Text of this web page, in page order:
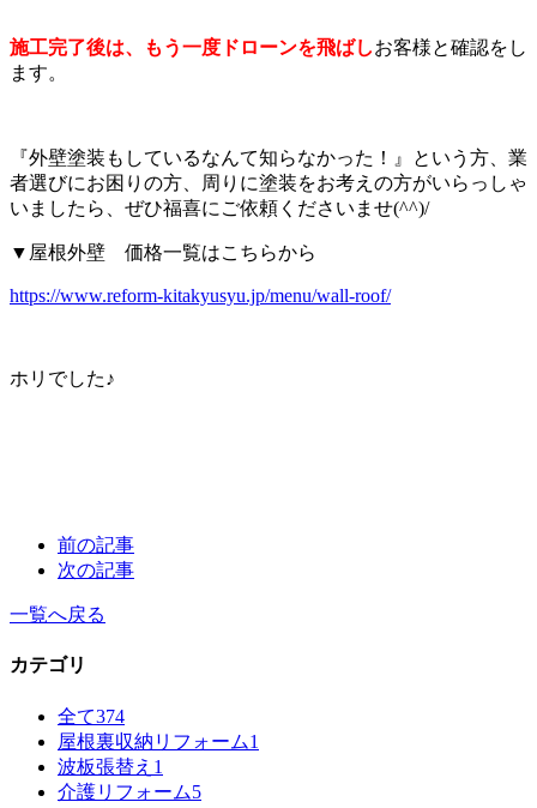
施工完了後は、もう一度ドローンを飛ばしお客様と確認をし
ます。
『外壁塗装もしているなんて知らなかった！』という方、業
者選びにお困りの方、周りに塗装をお考えの方がいらっしゃ
いましたら、ぜひ福喜にご依頼くださいませ(^^)/
▼屋根外壁 価格一覧はこちらから
https://www.reform-kitakyusyu.jp/menu/wall-roof/
ホリでした♪
前の記事
次の記事
一覧へ戻る
カテゴリ
全て374
屋根裏収納リフォーム1
波板張替え 1
介護リフォーム5